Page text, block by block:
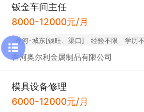
钣金车间主任
8000-12000元/月
香河-城东[钱旺、渠口] 经验不限 学历
香河奥尔利金属制品有限公司
模具设备修理
6000-12000元/月